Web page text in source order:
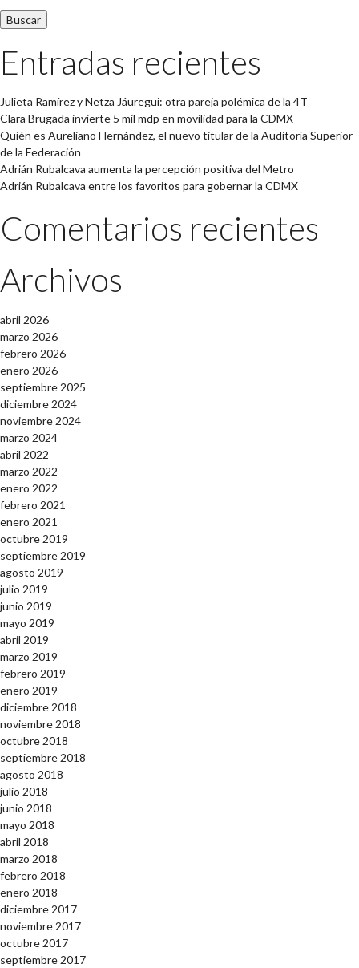
Entradas recientes
Julieta Ramírez y Netza Jáuregui: otra pareja polémica de la 4T
Clara Brugada invierte 5 mil mdp en movilidad para la CDMX
Quién es Aureliano Hernández, el nuevo titular de la Auditoría Superior
de la Federación
Adrián Rubalcava aumenta la percepción positiva del Metro
Adrián Rubalcava entre los favoritos para gobernar la CDMX
Comentarios recientes
Archivos
abril 2026
marzo 2026
febrero 2026
enero 2026
septiembre 2025
diciembre 2024
noviembre 2024
marzo 2024
abril 2022
marzo 2022
enero 2022
febrero 2021
enero 2021
octubre 2019
septiembre 2019
agosto 2019
julio 2019
junio 2019
mayo 2019
abril 2019
marzo 2019
febrero 2019
enero 2019
diciembre 2018
noviembre 2018
octubre 2018
septiembre 2018
agosto 2018
julio 2018
junio 2018
mayo 2018
abril 2018
marzo 2018
febrero 2018
enero 2018
diciembre 2017
noviembre 2017
octubre 2017
septiembre 2017